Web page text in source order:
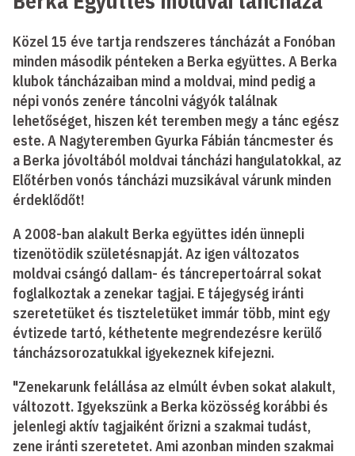
Közel 15 éve tartja rendszeres táncházát a Fonóban
minden második pénteken a Berka együttes. A Berka
klubok táncházaiban mind a moldvai, mind pedig a
népi vonós zenére táncolni vágyók találnak
lehetőséget, hiszen két teremben megy a tánc egész
este. A Nagyteremben Gyurka Fábián táncmester és
a Berka jóvoltából moldvai táncházi hangulatokkal, az
Előtérben vonós táncházi muzsikával várunk minden
érdeklődőt!
A 2008-ban alakult Berka együttes idén ünnepli
tizenötödik születésnapját. Az igen változatos
moldvai csángó dallam- és táncrepertoárral sokat
foglalkoztak a zenekar tagjai. E tájegység iránti
szeretetüket és tiszteletüket immár több, mint egy
évtizede tartó, kéthetente megrendezésre kerülő
táncházsorozatukkal igyekeznek kifejezni.
"Zenekarunk felállása az elmúlt évben sokat alakult,
változott. Igyekszünk a Berka közösség korábbi és
jelenlegi aktív tagjaiként őrizni a szakmai tudást,
zene iránti szeretetet. Ami azonban minden szakmai